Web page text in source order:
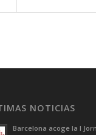
NOTICIAS
Barcelona acoge la I